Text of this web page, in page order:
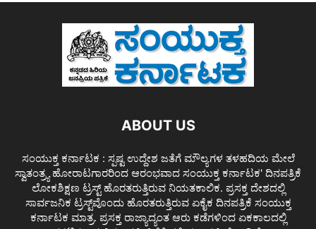
ABOUT US
ಸಂಯುಕ್ತ ಕರ್ನಾಟಕ : ಸ್ಪಷ್ಟ ಉದ್ದೇಶ ಜತೆಗೆ ಮೌಲ್ಯಗಳ ತಳಹದಿಯ ಮೇಲೆ
ಸ್ವಾತಂತ್ರ್ಯ ಹೋರಾಟಗಾರರಿಂದ ಆರಂಭವಾದ ಸಂಯುಕ್ತ ಕರ್ನಾಟಕ' ದಿನಪತ್ರಿಕೆ
ಲೋಕಶಿಕ್ಷಣ ಟ್ರಸ್ಟ್ ಹೊರತರುತ್ತಿರುವ ನಿಯತಕಾಲಿಕ. ಪ್ರಸಕ್ತ ದೇಶದಲ್ಲಿ
ಸಾರ್ವಜನಿಕ ಟ್ರಸ್ಟ್‌ವೊಂದು ಹೊರತರುತ್ತಿರುವ ಏಕೈಕ ದಿನಪತ್ರಿಕೆ ಸಂಯುಕ್ತ
ಕರ್ನಾಟಕ ಮಾತ್ರ. ಪ್ರಸಕ್ತ ರಾಜ್ಯಾದ್ಯಂತ ಆರು ಕಡೆಗಳಿಂದ ಏಕಕಾಲದಲ್ಲಿ